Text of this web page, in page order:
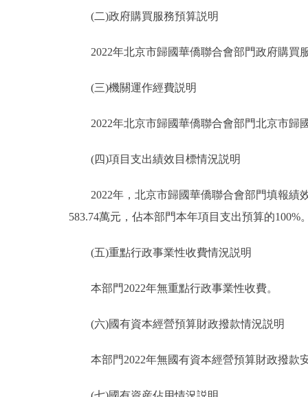
(二)政府購買服務預算説明
2022年北京市歸國華僑聯合會部門政府購買
(三)機關運作經費説明
2022年北京市歸國華僑聯合會部門北京市歸
(四)項目支出績效目標情況説明
2022年，北京市歸國華僑聯合會部門填報績效
583.74萬元，佔本部門本年項目支出預算的100%
(五)重點行政事業性收費情況説明
本部門2022年無重點行政事業性收費。
(六)國有資本經營預算財政撥款情況説明
本部門2022年無國有資本經營預算財政撥款